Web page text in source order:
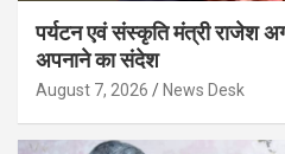
पर्यटन एवं संस्कृति मंत्री राजेश
अपनाने का संदेश
August 7, 2026 News Desk